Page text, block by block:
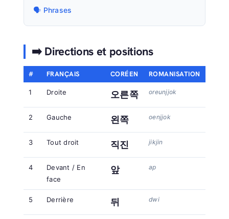
🗣️ Phrases
➡️ Directions et positions
# FRANÇAIS CORÉEN ROMANISATION
1 Droite 오른쪽 oreunjjok
2 Gauche 왼쪽 oenjjok
3 Tout droit 직진 jikjin
4
Devant / En
face
앞 ap
5 Derrière 뒤 dwi